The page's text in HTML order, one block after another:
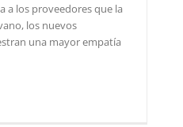
a los proveedores que la
los nuevos
una mayor empatía